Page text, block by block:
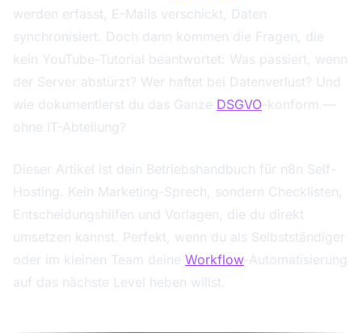
werden erfasst, E-Mails verschickt, Daten
synchronisiert. Doch dann kommen die Fragen, die
kein YouTube-Tutorial beantwortet: Was passiert, wenn
der Server abstürzt? Wer haftet bei Datenverlust? Und
wie dokumentierst du das Ganze DSGVO -konform —
ohne IT-Abteilung?
Dieser Artikel ist dein Betriebshandbuch für n8n Self-
Hosting. Kein Marketing-Sprech, sondern Checklisten,
Entscheidungshilfen und Vorlagen, die du direkt
umsetzen kannst. Perfekt, wenn du als Selbstständiger
oder im kleinen Team deine Workflow -Automatisierung
auf das nächste Level heben willst.